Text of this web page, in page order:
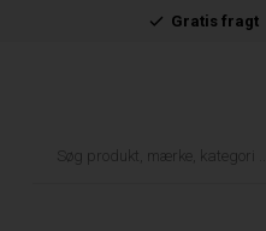
Gratis fragt